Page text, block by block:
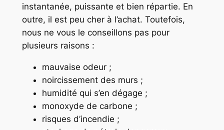
instantanée, puissante et bien répartie. En
outre, il est peu cher à l’achat. Toutefois,
nous ne vous le conseillons pas pour
plusieurs raisons :
mauvaise odeur ;
noircissement des murs ;
humidité qui s’en dégage ;
monoxyde de carbone ;
risques d’incendie ;